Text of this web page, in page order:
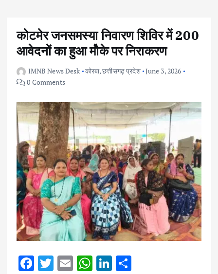
कोटमेर जनसमस्या निवारण शिविर में 200
आवेदनों का हुआ मोैके पर निराकरण
IMNB News Desk कोरबा,छत्तीसगढ़ प्रदेश June 3, 2026
0 Comments
F T E W Li